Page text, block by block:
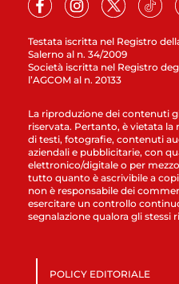
Testata iscritta nel Registro
Salerno al n. 34/2009
Società iscritta nel Registro
l’AGCOM al n. 20133
La riproduzione dei contenuti
riservata. Pertanto, è vietata la
di testi, fotografie, contenuti
aziendali e pubblicitarie, con
elettronico/digitale o per
tutto quanto è ascrivibile a
non è responsabile dei
esercitare un controllo
segnalazione qualora gli stessi
POLICY EDITORIALE